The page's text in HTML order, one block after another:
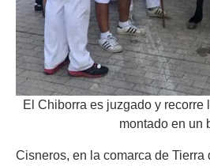
El Chiborra es juzgado y recorre
montado en un
Cisneros, en la comarca de Tierra